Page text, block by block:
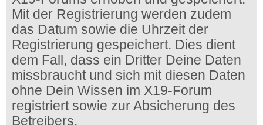
Mit der Registrierung werden zudem
das Datum sowie die Uhrzeit der
Registrierung gespeichert. Dies dient
dem Fall, dass ein Dritter Deine Daten
missbraucht und sich mit diesen Daten
ohne Dein Wissen im X19-Forum
registriert sowie zur Absicherung des
Betreibers.